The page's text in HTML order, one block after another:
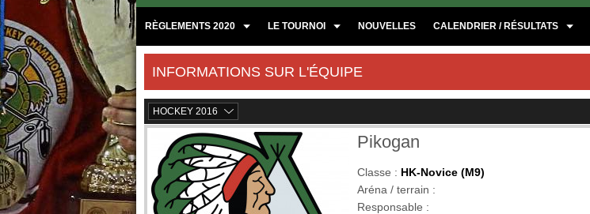
RÈGLEMENTS 2020 LE TOURNOI NOUVELLES CALENDRIER / RÉSULTATS
INFORMATIONS SUR L'ÉQUIPE
HOCKEY 2016
Pikogan
Classe : HK-Novice (M9)
Aréna / terrain :
Responsable :